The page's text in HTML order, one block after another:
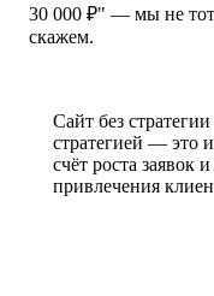
30 000 ₽" — мы не тот
скажем.
Сайт без
стратегией — это
счёт роста заявок
привлечения